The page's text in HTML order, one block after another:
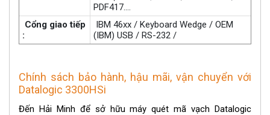
PDF417....
Cổng giao tiếp
:
IBM 46xx / Keyboard Wedge / OEM
(IBM) USB / RS-232 /
Chính sách bảo hành, hậu mãi, vận chuyển với
Datalogic 3300HSi
Đến Hải Minh để sở hữu máy quét mã vạch Datalogic